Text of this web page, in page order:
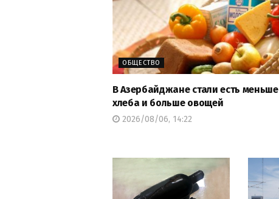
ОБЩЕСТВО
В Азербайджане стали есть меньше
хлеба и больше овощей
2026/08/06, 14:22